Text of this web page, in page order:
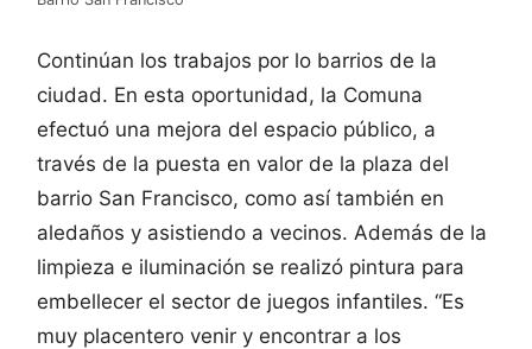
Continúan los trabajos por lo barrios de la
ciudad. En esta oportunidad, la Comuna
efectuó una mejora del espacio público, a
través de la puesta en valor de la plaza del
barrio San Francisco, como así también en
aledaños y asistiendo a vecinos. Además de la
limpieza e iluminación se realizó pintura para
embellecer el sector de juegos infantiles. “Es
muy placentero venir y encontrar a los